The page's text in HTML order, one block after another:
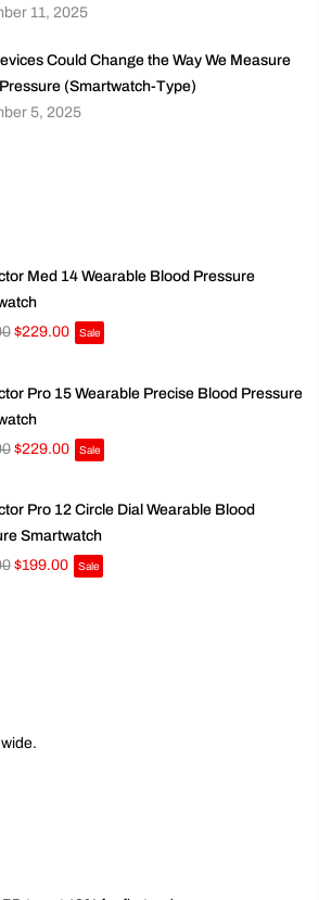
11, 2025
Could Change the Way We Measure
(Smartwatch-Type)
5, 2025
Med 14 Wearable Blood Pressure
$229.00 Sale
Pro 15 Wearable Precise Blood Pressure
$229.00 Sale
Pro 12 Circle Dial Wearable Blood
Smartwatch
$199.00 Sale